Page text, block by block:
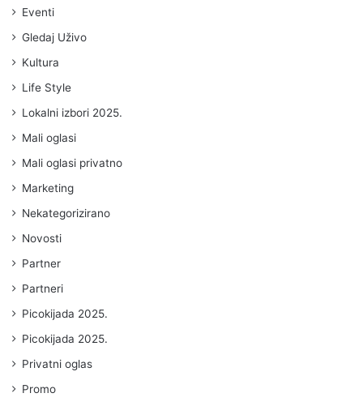
Eventi
Gledaj Uživo
Kultura
Life Style
Lokalni izbori 2025.
Mali oglasi
Mali oglasi privatno
Marketing
Nekategorizirano
Novosti
Partner
Partneri
Picokijada 2025.
Picokijada 2025.
Privatni oglas
Promo